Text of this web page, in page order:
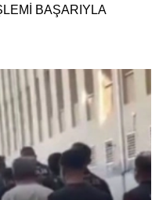
BAŞARIYLA